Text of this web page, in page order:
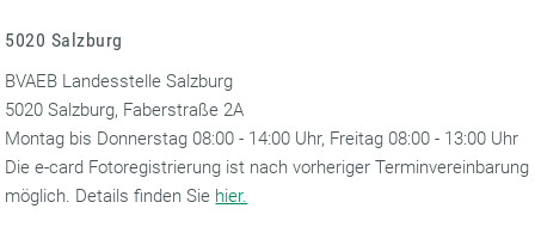
5020 Salzburg
BVAEB Landesstelle Salzburg
5020 Salzburg, Faberstraße 2A
Montag bis Donnerstag 08:00 - 14:00 Uhr, Freitag 08:00 - 13:00 Uhr
Die e-card Fotoregistrierung ist nach vorheriger Terminvereinbarung
möglich. Details finden Sie hier.